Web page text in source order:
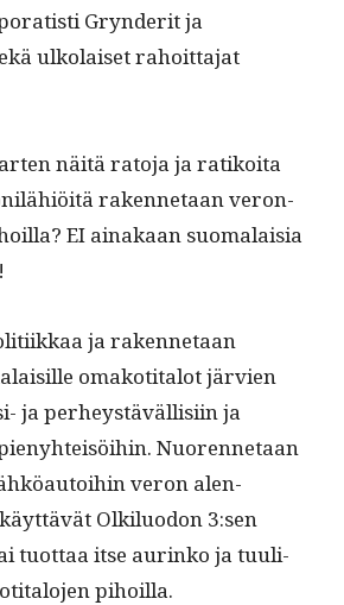
Gryn­der­it ja
ulko­laiset rahoit­ta­jat
näitä rato­ja ja ratikoi­ta
raken­netaan veron­
EI ainakaan suo­ma­laisia
ja raken­netaan
omakoti­talot järvien
ja per­heystäväl­lisi­in ja
Nuoren­netaan
veron alen­
Olk­ilu­odon 3:sen
tuot­taa itse aurinko ja tuuli-
pihoilla.